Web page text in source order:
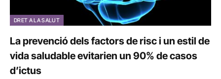
DRET A LA SALUT
La prevenció dels factors de risc i un estil de
vida saludable evitarien un 90% de casos
d’ictus